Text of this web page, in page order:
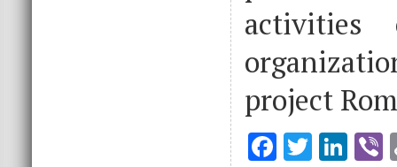
project
F T Li